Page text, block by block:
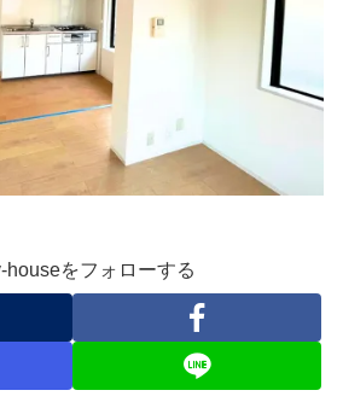
houseをフォローする